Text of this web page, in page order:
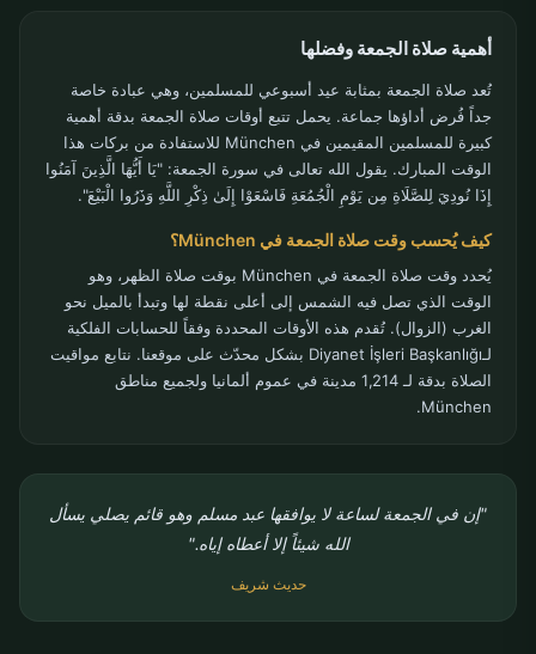
أهمية صلاة الجمعة وفضلها
تُعد صلاة الجمعة بمثابة عيد أسبوعي للمسلمين، وهي عبادة خاصة
جداً فُرض أداؤها جماعة. يحمل تتبع أوقات صلاة الجمعة بدقة أهمية
كبيرة للمسلمين المقيمين في München للاستفادة من بركات هذا
الوقت المبارك. يقول الله تعالى في سورة الجمعة: "يَا أَيُّهَا الَّذِينَ آمَنُوا
إِذَا نُودِيَ لِلصَّلَاةِ مِن يَوْمِ الْجُمُعَةِ فَاسْعَوْا إِلَىٰ ذِكْرِ اللَّهِ وَذَرُوا الْبَيْعَ".
كيف يُحسب وقت صلاة الجمعة في München؟
يُحدد وقت صلاة الجمعة في München بوقت صلاة الظهر، وهو
الوقت الذي تصل فيه الشمس إلى أعلى نقطة لها وتبدأ بالميل نحو
الغرب (الزوال). تُقدم هذه الأوقات المحددة وفقاً للحسابات الفلكية
لـDiyanet İşleri Başkanlığı بشكل محدّث على موقعنا. نتابع مواقيت
الصلاة بدقة لـ 1,214 مدينة في عموم ألمانيا ولجميع مناطق
München.
"إن في الجمعة لساعة لا يوافقها عبد مسلم وهو قائم يصلي يسأل
الله شيئاً إلا أعطاه إياه."
حديث شريف